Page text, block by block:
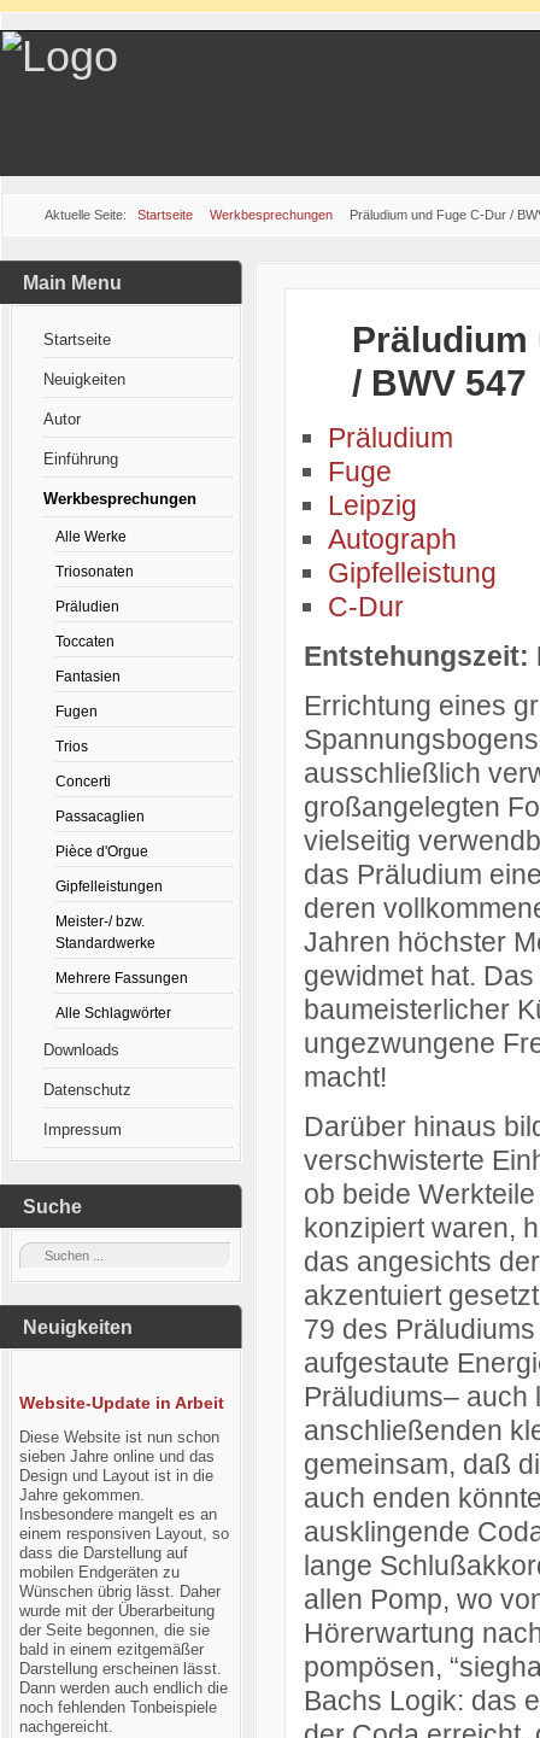
Aktuelle Seite: Startseite Werkbesprechungen Präludium und Fuge C-Dur /
Main Menu
Startseite
Neuigkeiten
Autor
Einführung
Werkbesprechungen
Alle Werke
Triosonaten
Präludien
Toccaten
Fantasien
Fugen
Trios
Concerti
Passacaglien
Pièce d'Orgue
Gipfelleistungen
Meister-/ bzw.
Standardwerke
Mehrere Fassungen
Alle Schlagwörter
Downloads
Datenschutz
Impressum
Suche
Neuigkeiten
Website-Update in Arbeit
Diese Website ist nun schon
sieben Jahre online und das
Design und Layout ist in die
Jahre gekommen.
Insbesondere mangelt es an
einem responsiven Layout, so
dass die Darstellung auf
mobilen Endgeräten zu
Wünschen übrig lässt. Daher
wurde mit der Überarbeitung
der Seite begonnen, die sie
bald in einem ezitgemäßer
Darstellung erscheinen lässt.
Dann werden auch endlich die
noch fehlenden Tonbeispiele
nachgereicht.
Präludium
/ BWV 547
Präludium
Fuge
Leipzig
Autograph
Gipfelleistung
C-Dur
Entstehungszeit:
Errichtung eines
ausschließlich
großangelegten
vielseitig
das Präludium
deren
Jahren höchster
gewidmet hat.
baumeisterlicher
ungezwungene
macht!
Darüber hinaus
verschwisterte
ob beide
konzipiert waren,
das angesichts
akzentuiert
79 des
aufgestaute
Präludiums– auch
anschließenden
gemeinsam, daß
auch enden
ausklingende
lange
allen Pomp, wo
Hörerwartung
pompösen,
Bachs Logik: das